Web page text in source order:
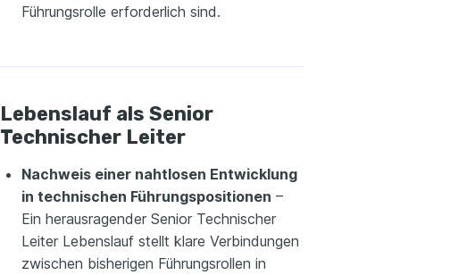
Führungsrolle erforderlich sind.
Lebenslauf als Senior
Technischer Leiter
Nachweis einer nahtlosen Entwicklung
in technischen Führungspositionen –
Ein herausragender Senior Technischer
Leiter Lebenslauf stellt klare Verbindungen
zwischen bisherigen Führungsrollen in